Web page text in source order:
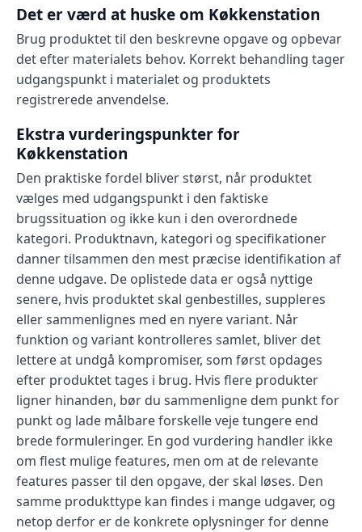
Det er værd at huske om Køkkenstation
Brug produktet til den beskrevne opgave og opbevar
det efter materialets behov. Korrekt behandling tager
udgangspunkt i materialet og produktets
registrerede anvendelse.
Ekstra vurderingspunkter for
Køkkenstation
Den praktiske fordel bliver størst, når produktet
vælges med udgangspunkt i den faktiske
brugssituation og ikke kun i den overordnede
kategori. Produktnavn, kategori og specifikationer
danner tilsammen den mest præcise identifikation af
denne udgave. De oplistede data er også nyttige
senere, hvis produktet skal genbestilles, suppleres
eller sammenlignes med en nyere variant. Når
funktion og variant kontrolleres samlet, bliver det
lettere at undgå kompromiser, som først opdages
efter produktet tages i brug. Hvis flere produkter
ligner hinanden, bør du sammenligne dem punkt for
punkt og lade målbare forskelle veje tungere end
brede formuleringer. En god vurdering handler ikke
om flest mulige features, men om at de relevante
features passer til den opgave, der skal løses. Den
samme produkttype kan findes i mange udgaver, og
netop derfor er de konkrete oplysninger for denne